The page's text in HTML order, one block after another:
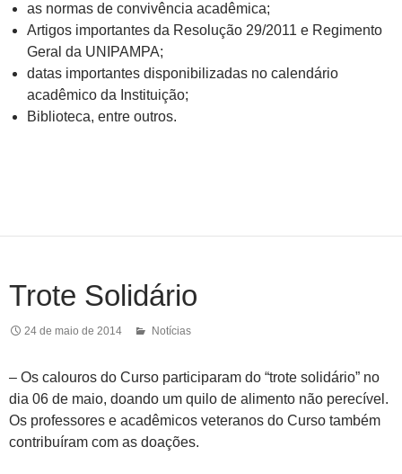
as normas de convivência acadêmica;
Artigos importantes da Resolução 29/2011 e Regimento
Geral da UNIPAMPA;
datas importantes disponibilizadas no calendário
acadêmico da Instituição;
Biblioteca, entre outros.
Trote Solidário
24 de maio de 2014 Notícias
– Os calouros do Curso participaram do “trote solidário” no
dia 06 de maio, doando um quilo de alimento não perecível.
Os professores e acadêmicos veteranos do Curso também
contribuíram com as doações.